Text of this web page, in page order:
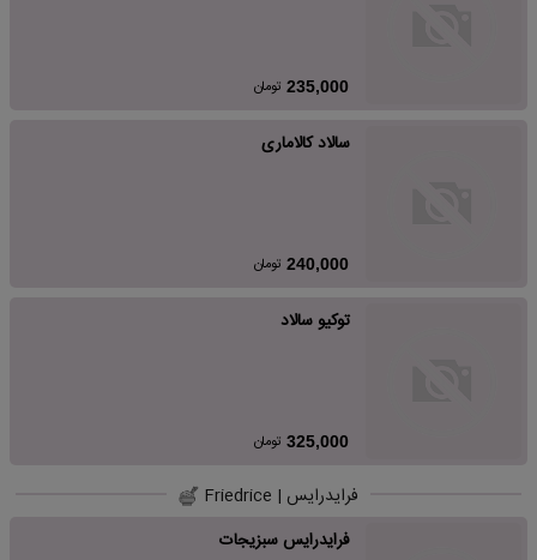
235,000 تومان
سالاد کالاماری
240,000 تومان
توکیو سالاد
325,000 تومان
فرایدرایس | Friedrice
فرایدرایس سبزیجات